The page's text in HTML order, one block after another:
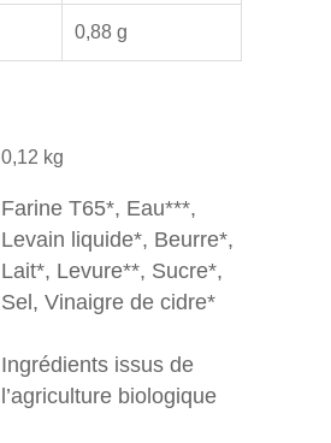
0,88 g
0,12 kg
Farine T65*, Eau***,
Levain liquide*, Beurre*,
Lait*, Levure**, Sucre*,
Sel, Vinaigre de cidre*
Ingrédients issus de
l’agriculture biologique